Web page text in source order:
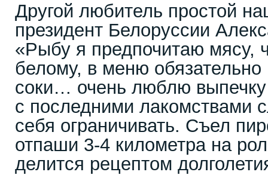
Другой любитель простой
президент Белоруссии
«Рыбу я предпочитаю мясу,
белому, в меню
соки… очень люблю
с последними лакомствами
себя ограничивать. Съел
отпаши 3-4 километра на
делится рецептом